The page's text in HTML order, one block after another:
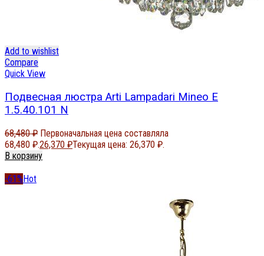
Add to wishlist
Compare
Quick View
Подвесная люстра Arti Lampadari Mineo E
1.5.40.101 N
68,480₽ Первоначальная цена составляла
68,480 ₽.26,370 ₽Текущая цена: 26,370 ₽.
В корзину
-61%Hot